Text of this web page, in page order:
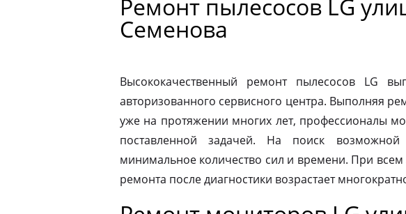
Ремонт пылесосов LG
Семенова
Высококачественный ремонт пылесосов LG
авторизованного сервисного центра. Выполняя
уже на протяжении многих лет, профессионалы
поставленной задачей. На поиск
минимальное количество сил и времени. При
ремонта после диагностики возрастает